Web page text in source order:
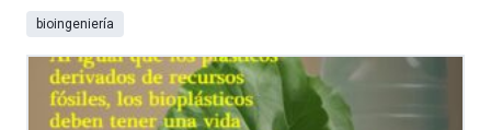
bioingeniería